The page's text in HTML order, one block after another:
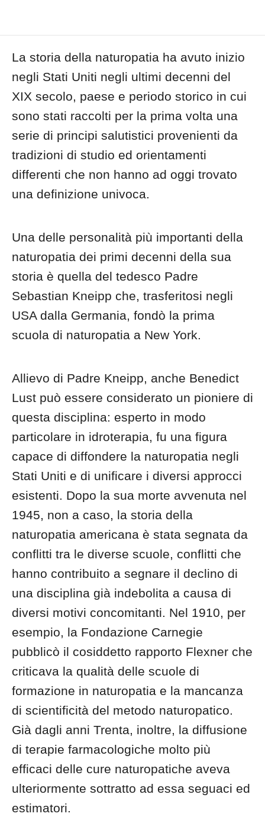
La storia della naturopatia ha avuto inizio
negli Stati Uniti negli ultimi decenni del
XIX secolo, paese e periodo storico in cui
sono stati raccolti per la prima volta una
serie di principi salutistici provenienti da
tradizioni di studio ed orientamenti
differenti che non hanno ad oggi trovato
una definizione univoca.
Una delle personalità più importanti della
naturopatia dei primi decenni della sua
storia è quella del tedesco Padre
Sebastian Kneipp che, trasferitosi negli
USA dalla Germania, fondò la prima
scuola di naturopatia a New York.
Allievo di Padre Kneipp, anche Benedict
Lust può essere considerato un pioniere di
questa disciplina: esperto in modo
particolare in idroterapia, fu una figura
capace di diffondere la naturopatia negli
Stati Uniti e di unificare i diversi approcci
esistenti. Dopo la sua morte avvenuta nel
1945, non a caso, la storia della
naturopatia americana è stata segnata da
conflitti tra le diverse scuole, conflitti che
hanno contribuito a segnare il declino di
una disciplina già indebolita a causa di
diversi motivi concomitanti. Nel 1910, per
esempio, la Fondazione Carnegie
pubblicò il cosiddetto rapporto Flexner che
criticava la qualità delle scuole di
formazione in naturopatia e la mancanza
di scientificità del metodo naturopatico.
Già dagli anni Trenta, inoltre, la diffusione
di terapie farmacologiche molto più
efficaci delle cure naturopatiche aveva
ulteriormente sottratto ad essa seguaci ed
estimatori.